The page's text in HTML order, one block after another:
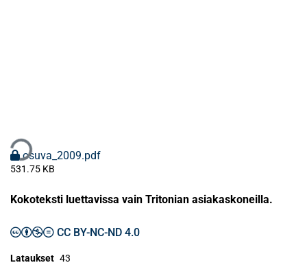
osuva_2009.pdf
531.75 KB
Kokoteksti luettavissa vain Tritonian asiakaskoneilla.
CC BY-NC-ND 4.0
Lataukset 43